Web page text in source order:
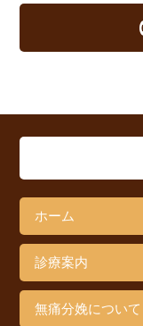
ホーム
診療案内
無痛分娩について